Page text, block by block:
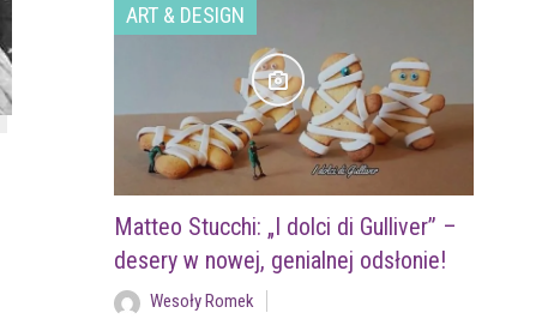
ART & DESIGN
Matteo Stucchi: „I dolci di Gulliver” –
desery w nowej, genialnej odsłonie!
Wesoły Romek